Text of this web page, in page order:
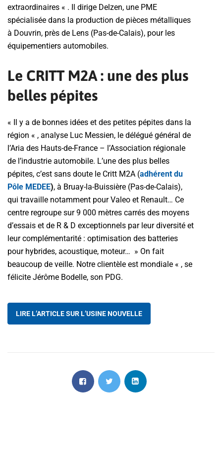
extraordinaires « . Il dirige Delzen, une PME
spécialisée dans la production de pièces métalliques
à Douvrin, près de Lens (Pas-de-Calais), pour les
équipementiers automobiles.
Le CRITT M2A : une des plus
belles pépites
« Il y a de bonnes idées et des petites pépites dans la
région « , analyse Luc Messien, le délégué général de
l’Aria des Hauts-de-France – l’Association régionale
de l’industrie automobile. L’une des plus belles
pépites, c’est sans doute le Critt M2A (adhérent du
Pôle MEDEE), à Bruay-la-Buissière (Pas-de-Calais),
qui travaille notamment pour Valeo et Renault… Ce
centre regroupe sur 9 000 mètres carrés des moyens
d’essais et de R & D exceptionnels par leur diversité et
leur complémentarité : optimisation des batteries
pour hybrides, acoustique, moteur… » On fait
beaucoup de veille. Notre clientèle est mondiale « , se
félicite Jérôme Bodelle, son PDG.
LIRE L’ARTICLE SUR L’USINE NOUVELLE